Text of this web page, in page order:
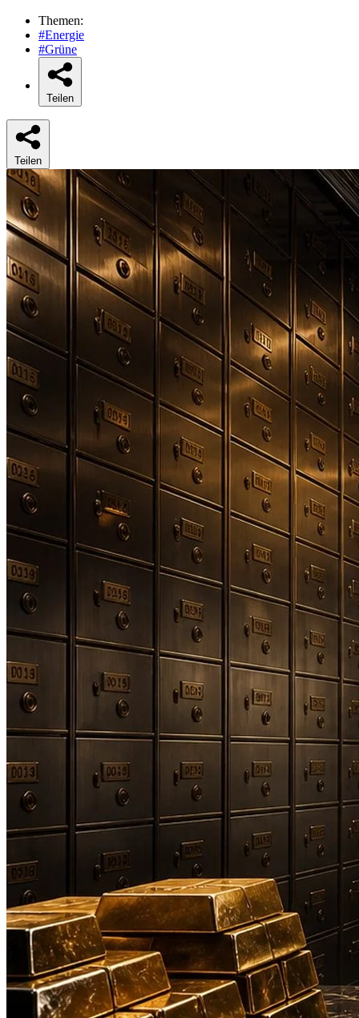
Themen:
#Energie
#Grüne
Teilen
Teilen